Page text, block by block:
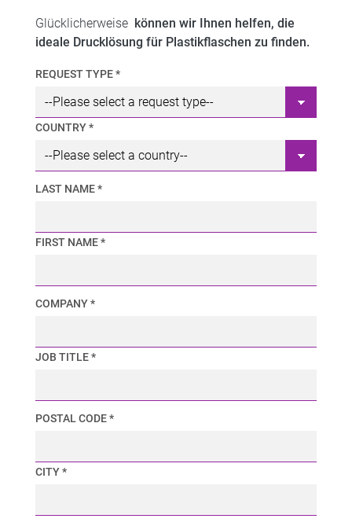
Glücklicherweise können wir Ihnen helfen, die
ideale Drucklösung für Plastikflaschen zu finden.
REQUEST TYPE *
COUNTRY *
LAST NAME *
FIRST NAME *
COMPANY *
JOB TITLE *
POSTAL CODE *
CITY *